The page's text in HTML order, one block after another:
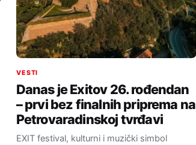
VESTI
Danas je Exitov 26. rođendan
– prvi bez finalnih priprema na
Petrovaradinskoj tvrđavi
EXIT festival, kulturni i muzički simbol